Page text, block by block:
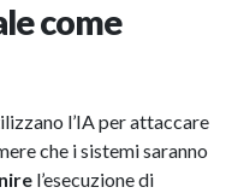
come
l’IA per attaccare
che i sistemi saranno
l’esecuzione di